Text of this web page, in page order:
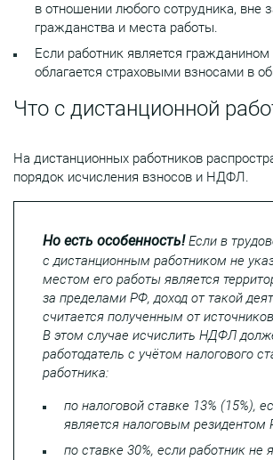
в отношении любого сотрудника, вне
гражданства и места работы.
Если работник является гражданином
облагается страховыми взносами в
Что с дистанционной
На дистанционных работников
порядок исчисления взносов и НДФЛ.
Но есть особенность!Если в
с дистанционным работником не
местом его работы является
за пределами РФ, доход от такой
считается полученным от
В этом случае исчислить НДФЛ
работодатель с учётом налогового
работника:
по налоговой ставке 13% (15%),
является налоговым резидентом
по ставке 30%, если работник не